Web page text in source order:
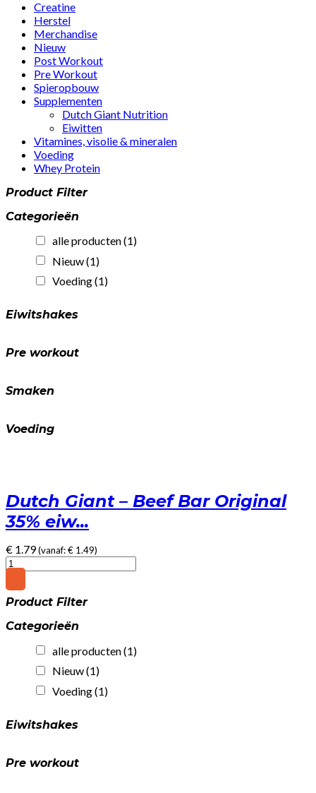
Creatine
Herstel
Merchandise
Nieuw
Post Workout
Pre Workout
Spieropbouw
Supplementen
Dutch Giant Nutrition
Eiwitten
Vitamines, visolie & mineralen
Voeding
Whey Protein
Product Filter
Categorieën
alle producten(1)
Nieuw(1)
Voeding(1)
Eiwitshakes
Pre workout
Smaken
Voeding
Dutch Giant – Beef Bar Original
35% eiw...
€ 1.79(vanaf:€ 1.49)
Dutch
Giant
-
Beef
Original
quantity
Product Filter
Categorieën
alle producten(1)
Nieuw(1)
Voeding(1)
Eiwitshakes
Pre workout